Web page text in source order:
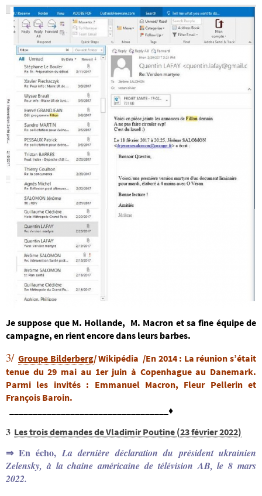
Je suppose que M. Hollande, M. Macron et sa fine équipe de
campagne, en rient encore dans leurs barbes.
3/ Groupe Bilderberg/ Wikipédia /En 2014 : La réunion s’était
tenue du29 mai au 1er juin à Copenhague au Danemark.
Parmi les invités : Emmanuel Macron, Fleur Pellerin et
François Baroin.
__________________________________♦
3 Les trois demandes de Vladimir Poutine (23 février 2022)
⇒ En écho,La dernière déclaration du président ukrainien
Zelensky, à la chaine américaine de télévision AB, le 8 mars
2022.